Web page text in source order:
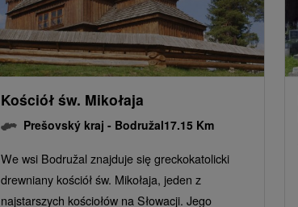
Kościół św. Mikołaja
Prešovský kraj - Bodružal17.15 Km
We wsi Bodružal znajduje się greckokatolicki
drewniany kościół św. Mikołaja, jeden z
najstarszych kościołów na Słowacji. Jego